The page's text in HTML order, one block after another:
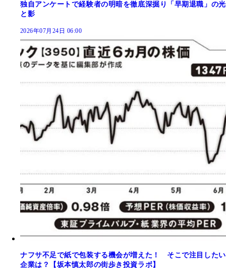
独自アンケートで経験者の明暗を徹底深掘り「早期退職」の光
と影
2026年07月24日 06:00
ナフサ不足で紙で包装する機会が増えた！ そこで注目したい
企業は？【坂本慎太郎の街歩き投資ラボ】